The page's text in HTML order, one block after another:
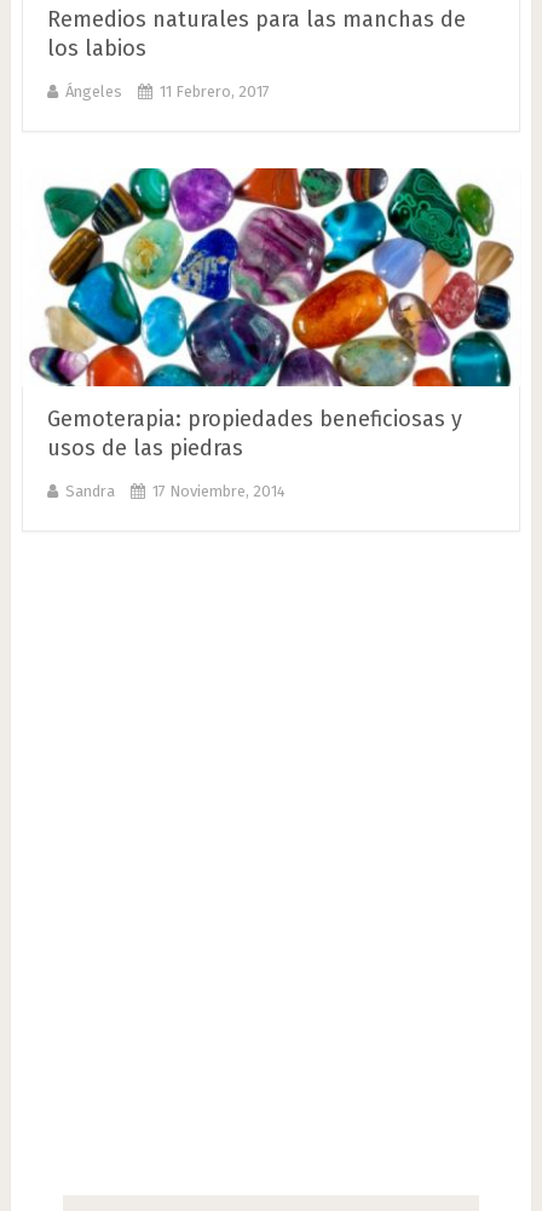
Remedios naturales para las manchas de
los labios
Ángeles 11 Febrero, 2017
Gemoterapia: propiedades beneficiosas y
usos de las piedras
Sandra 17 Noviembre, 2014